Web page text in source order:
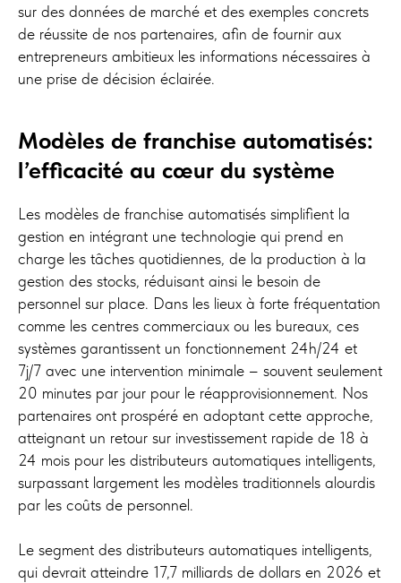
sur des données de marché et des exemples concrets
de réussite de nos partenaires, afin de fournir aux
entrepreneurs ambitieux les informations nécessaires à
une prise de décision éclairée.
Modèles de franchise automatisés:
l’efficacité au cœur du système
Les modèles de franchise automatisés simplifient la
gestion en intégrant une technologie qui prend en
charge les tâches quotidiennes, de la production à la
gestion des stocks, réduisant ainsi le besoin de
personnel sur place. Dans les lieux à forte fréquentation
comme les centres commerciaux ou les bureaux, ces
systèmes garantissent un fonctionnement 24h/24 et
7j/7 avec une intervention minimale – souvent seulement
20 minutes par jour pour le réapprovisionnement. Nos
partenaires ont prospéré en adoptant cette approche,
atteignant un retour sur investissement rapide de 18 à
24 mois pour les distributeurs automatiques intelligents,
surpassant largement les modèles traditionnels alourdis
par les coûts de personnel.
Le segment des distributeurs automatiques intelligents,
qui devrait atteindre 17,7 milliards de dollars en 2026 et